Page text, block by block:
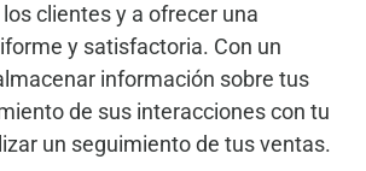
clientes y a ofrecer una
y satisfactoria. Con un
información sobre tus
de sus interacciones con tu
un seguimiento de tus ventas.